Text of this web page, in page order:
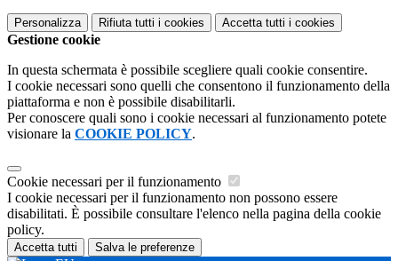
Personalizza Rifiuta tutti i cookies Accetta tutti i cookies
Gestione cookie
In questa schermata è possibile scegliere quali cookie consentire.
I cookie necessari sono quelli che consentono il funzionamento della
piattaforma e non è possibile disabilitarli.
Per conoscere quali sono i cookie necessari al funzionamento potete
visionare la COOKIE POLICY.
Cookie necessari per il funzionamento
I cookie necessari per il funzionamento non possono essere
disabilitati. È possibile consultare l'elenco nella pagina della cookie
policy.
Accetta tutti Salva le preferenze